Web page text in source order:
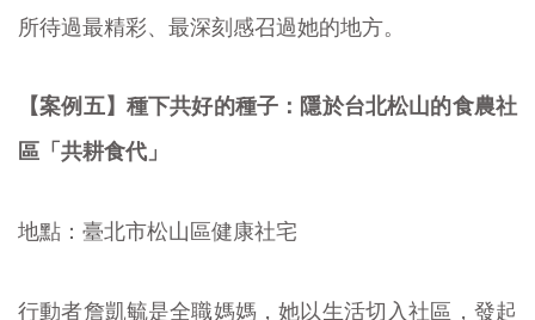
所待過最精彩、最深刻感召過她的地方。
【案例五】種下共好的種子：隱於台北松山的食農社
區「共耕食代」
地點：臺北市松山區健康社宅
行動者詹凱毓是全職媽媽，她以生活切入社區，發起